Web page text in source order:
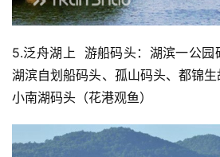
5.泛舟湖上  游船码头：湖滨一公园
湖滨自划船码头、孤山码头、都锦生
小南湖码头（花港观鱼）